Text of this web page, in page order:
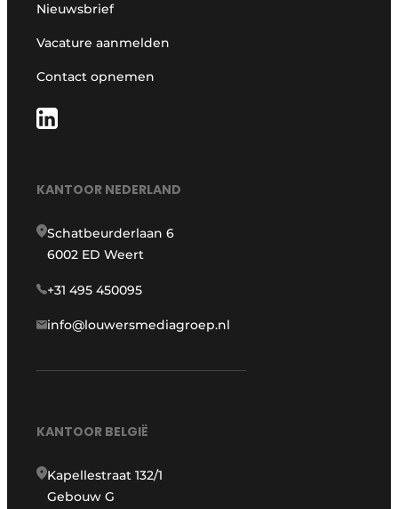
Nieuwsbrief
Vacature aanmelden
Contact opnemen
KANTOOR NEDERLAND
Schatbeurderlaan 6
6002 ED Weert
+31 495 450095
info@louwersmediagroep.nl
KANTOOR BELGIË
Kapellestraat 132/1
Gebouw G